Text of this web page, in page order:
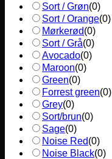
Sort / Grøn(0)
Sort / Orange(0)
Mørkerød(0)
Sort / Grå(0)
Avocado(0)
Maroon(0)
Green(0)
Forrest green(0)
Grey(0)
Sort/brun(0)
Sage(0)
Noise Red(0)
Noise Black(0)